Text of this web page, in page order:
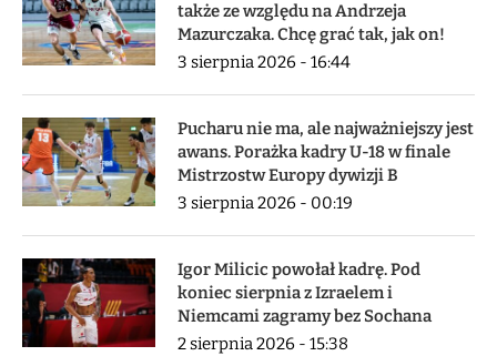
także ze względu na Andrzeja
Mazurczaka. Chcę grać tak, jak on!
3 sierpnia 2026 - 16:44
Pucharu nie ma, ale najważniejszy jest
awans. Porażka kadry U-18 w finale
Mistrzostw Europy dywizji B
3 sierpnia 2026 - 00:19
Igor Milicic powołał kadrę. Pod
koniec sierpnia z Izraelem i
Niemcami zagramy bez Sochana
2 sierpnia 2026 - 15:38